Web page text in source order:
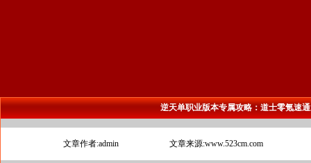
逆天单职业版本专属攻略：道士零氪速
文章作者:admin 文章来源:www.523cm.com